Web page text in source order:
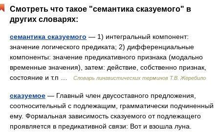
Смотреть что такое "семантика сказуемого" в
других словарях:
семантика сказуемого — 1) интегральный компонент:
значение логического предиката; 2) дифференциальные
компоненты: значение предикативного признака (модально
временные значения), затем: действие, собственно признак,
состояние и т.п …
Словарь лингвистических терминов Т.В. Жеребило
сказуемое — Главный член двусоставного предложения,
соотносительный с подлежащим, грамматически подчиненный
ему. Формальная зависимость сказуемого от подлежащего
проявляется в предикативной связи: Вот и взошла луна.